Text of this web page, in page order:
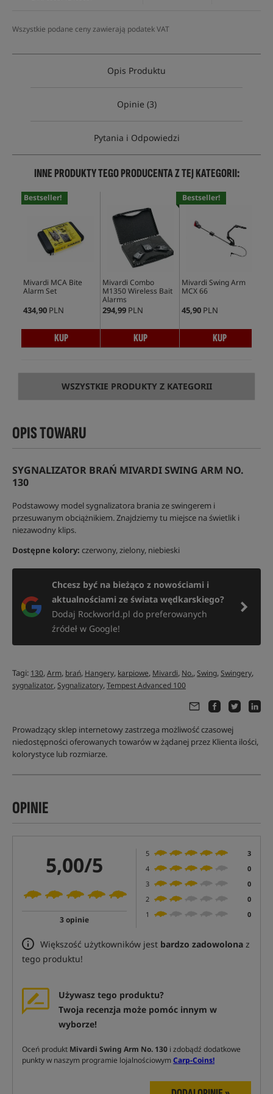
Wszystkie podane ceny zawierają podatek VAT
Opis Produktu
Opinie (3)
Pytania i Odpowiedzi
INNE PRODUKTY TEGO PRODUCENTA Z TEJ KATEGORII:
Bestseller!
Mivardi MCA Bite
Alarm Set
434,90 PLN
KUP
Mivardi Combo
M1350 Wireless Bait
Alarms
294,99 PLN
KUP
Bestseller!
Mivardi Swing Arm
MCX 66
45,90 PLN
KUP
WSZYSTKIE PRODUKTY Z KATEGORII
OPIS TOWARU
SYGNALIZATOR BRAŃ MIVARDI SWING ARM NO.
130
Podstawowy model sygnalizatora brania ze swingerem i
przesuwanym obciążnikiem. Znajdziemy tu miejsce na świetlik i
niezawodny klips.
Dostępne kolory: czerwony, zielony, niebieski
Chcesz być na bieżąco z nowościami i
aktualnościami ze świata wędkarskiego?
Dodaj Rockworld.pl do preferowanych
źródeł w Google!
Tagi: 130,Arm, brań, Hangery, karpiowe, Mivardi, No.,Swing,Swingery,
sygnalizator,Sygnalizatory,Tempest Advanced 100
Prowadzący sklep internetowy zastrzega możliwość czasowej
niedostępności oferowanych towarów w żądanej przez Klienta ilości,
kolorystyce lub rozmiarze.
OPINIE
5,00/5
3 opinie
5
3
4
0
3
0
2
0
1
0
Większość użytkowników jest bardzo zadowolona z
tego produktu!
Używasz tego produktu?
Twoja recenzja może pomóc innym w
wyborze!
Oceń produkt Mivardi Swing Arm No. 130 i zdobądź dodatkowe
punkty w naszym programie lojalnościowymCarp-Coins!